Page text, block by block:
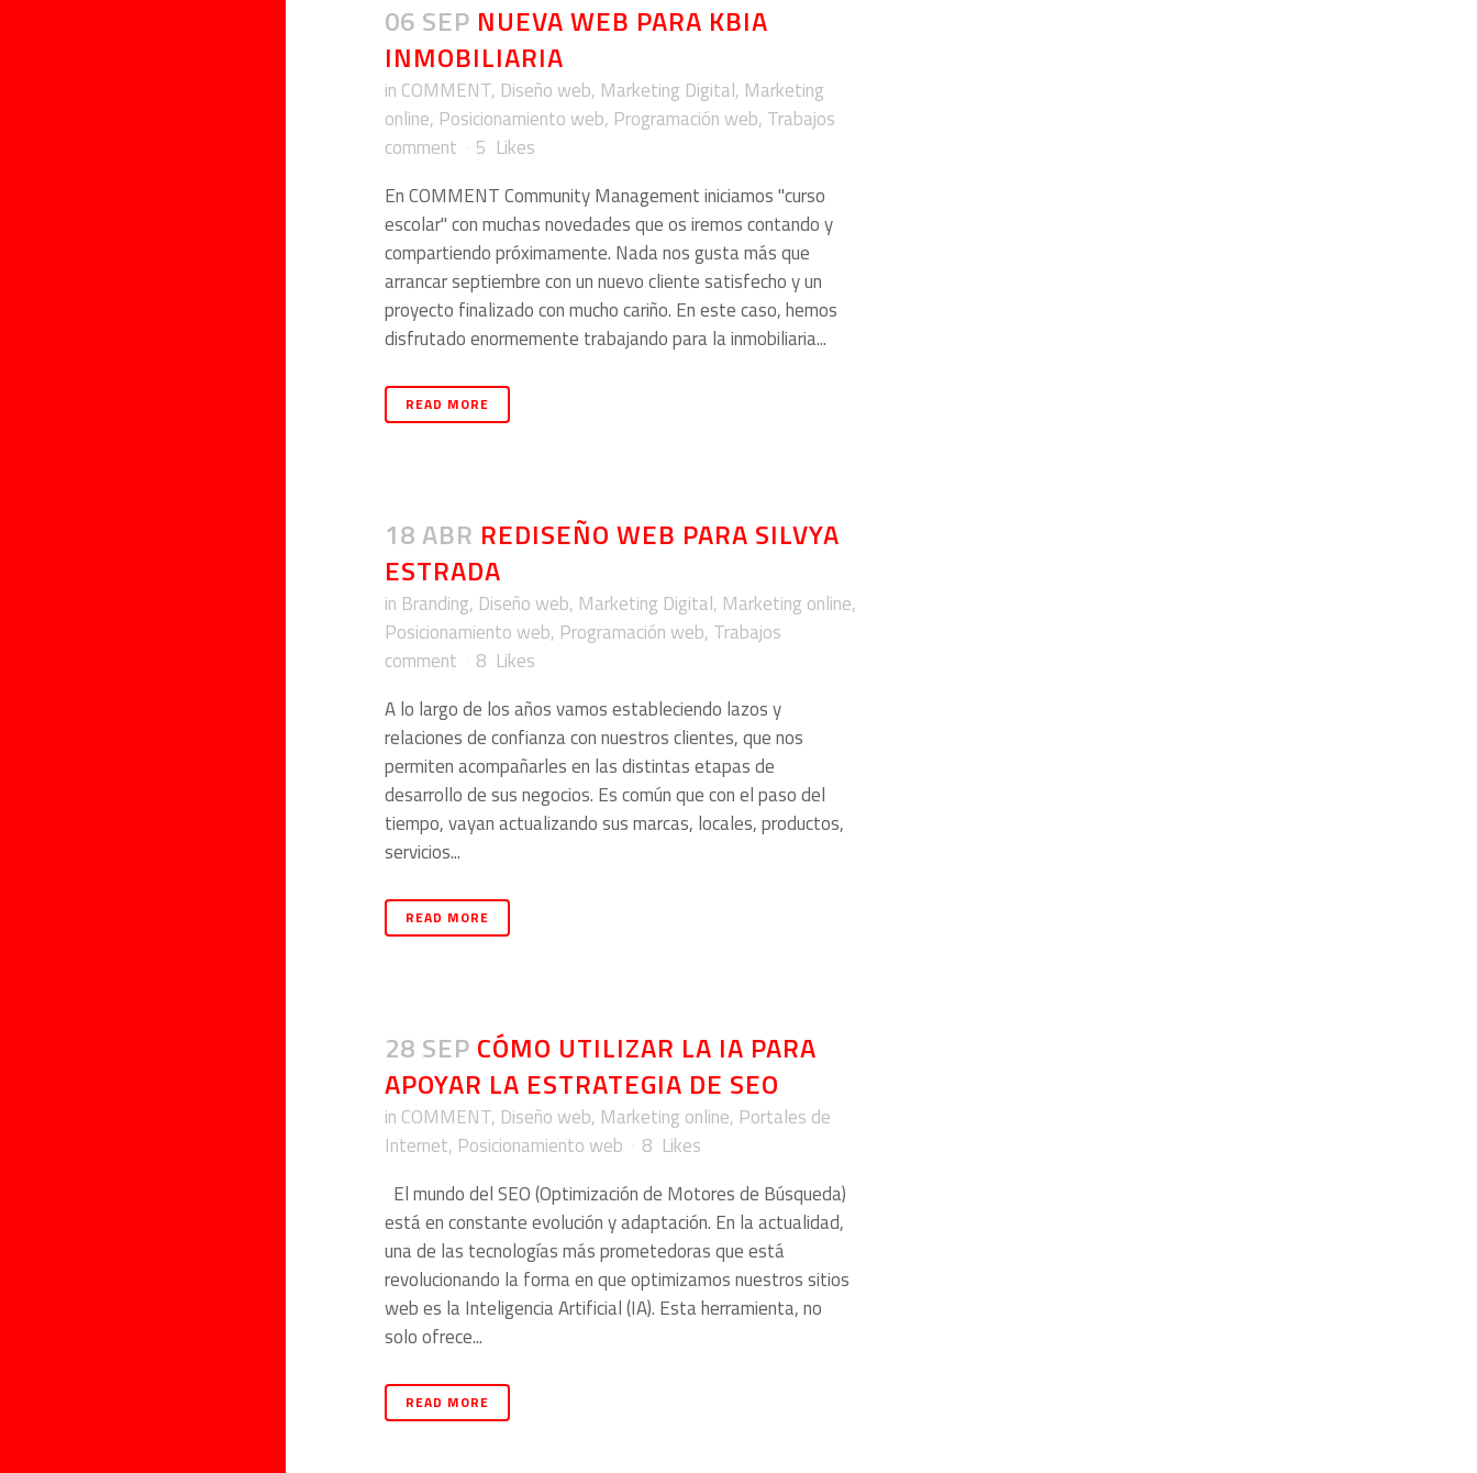
06 SEP NUEVA WEB PARA KBIA
INMOBILIARIA
in COMMENT, Diseño web, Marketing Digital, Marketing
online, Posicionamiento web, Programación web, Trabajos
comment
5 Likes
En COMMENT Community Management iniciamos "curso
escolar" con muchas novedades que os iremos contando y
compartiendo próximamente. Nada nos gusta más que
arrancar septiembre con un nuevo cliente satisfecho y un
proyecto finalizado con mucho cariño. En este caso, hemos
disfrutado enormemente trabajando para la inmobiliaria...
READ MORE
18 ABR REDISEÑO WEB PARA SILVYA
ESTRADA
in Branding, Diseño web, Marketing Digital, Marketing online,
Posicionamiento web, Programación web, Trabajos
comment
8 Likes
A lo largo de los años vamos estableciendo lazos y
relaciones de confianza con nuestros clientes, que nos
permiten acompañarles en las distintas etapas de
desarrollo de sus negocios. Es común que con el paso del
tiempo, vayan actualizando sus marcas, locales, productos,
servicios...
READ MORE
28 SEP CÓMO UTILIZAR LA IA PARA
APOYAR LA ESTRATEGIA DE SEO
in COMMENT, Diseño web, Marketing online, Portales de
Internet, Posicionamiento web 8 Likes
El mundo del SEO (Optimización de Motores de Búsqueda)
está en constante evolución y adaptación. En la actualidad,
una de las tecnologías más prometedoras que está
revolucionando la forma en que optimizamos nuestros sitios
web es la Inteligencia Artificial (IA). Esta herramienta, no
solo ofrece...
READ MORE